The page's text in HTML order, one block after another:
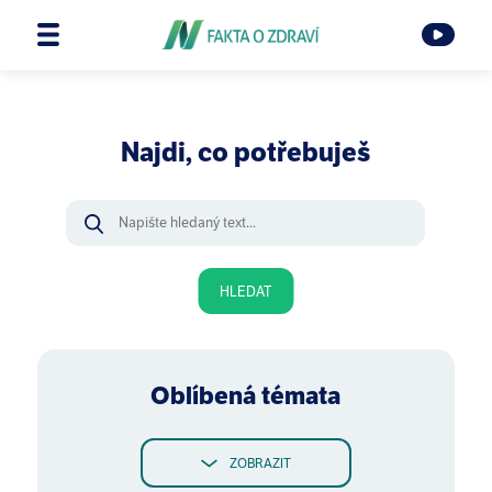
Najdi, co potřebuješ
HLEDAT
Oblíbená témata
ZOBRAZIT